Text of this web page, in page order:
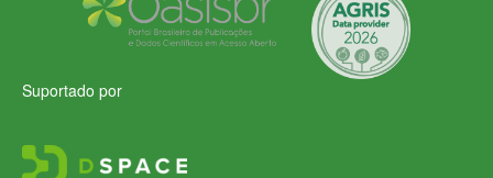
Suportado por